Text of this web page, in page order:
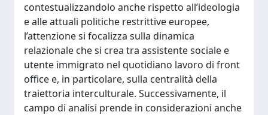
contestualizzandolo anche rispetto all’ideologia
e alle attuali politiche restrittive europee,
l’attenzione si focalizza sulla dinamica
relazionale che si crea tra assistente sociale e
utente immigrato nel quotidiano lavoro di front
office e, in particolare, sulla centralità della
traiettoria interculturale. Successivamente, il
campo di analisi prende in considerazioni anche